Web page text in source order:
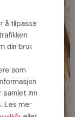
å tilpasse
din bruk
som
samlet inn
Les mer